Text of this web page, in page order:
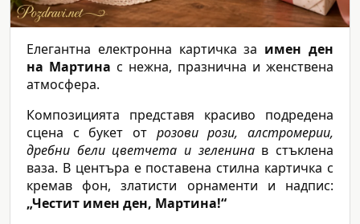
Елегантна електронна картичка за имен ден
на Мартина с нежна, празнична и женствена
атмосфера.
Композицията представя красиво подредена
сцена с букет от розови рози, алстромерии,
дребни бели цветчета и зеленинав стъклена
ваза. В центъра е поставена стилна картичка с
кремав фон, златисти орнаменти и надпис:
„Честит имен ден, Мартина!“